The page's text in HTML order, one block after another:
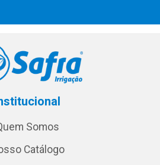
Somos
Catálogo